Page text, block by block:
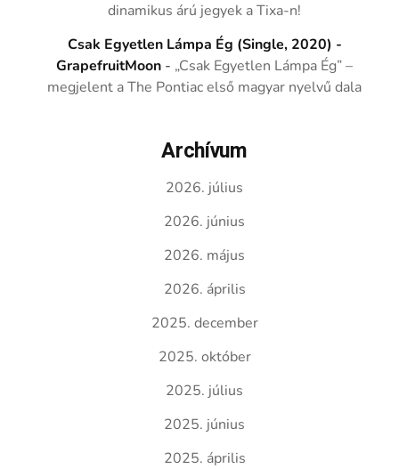
dinamikus árú jegyek a Tixa-n!
Csak Egyetlen Lámpa Ég (Single, 2020) -
GrapefruitMoon - „Csak Egyetlen Lámpa Ég” –
megjelent a The Pontiac első magyar nyelvű dala
Archívum
2026. július
2026. június
2026. május
2026. április
2025. december
2025. október
2025. július
2025. június
2025. április